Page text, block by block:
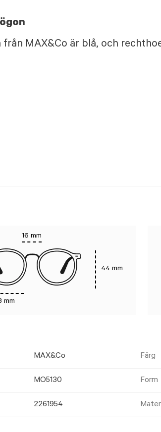
från MAX&Co är blå, och
16 mm
mm
44 mm
MAX&Co Färg
MO5130 Form
2261954